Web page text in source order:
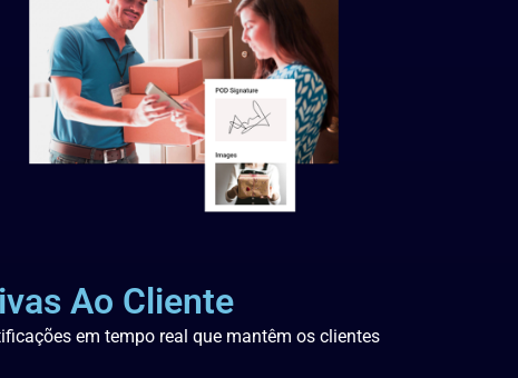
Ao Cliente
em tempo real que mantêm os clientes